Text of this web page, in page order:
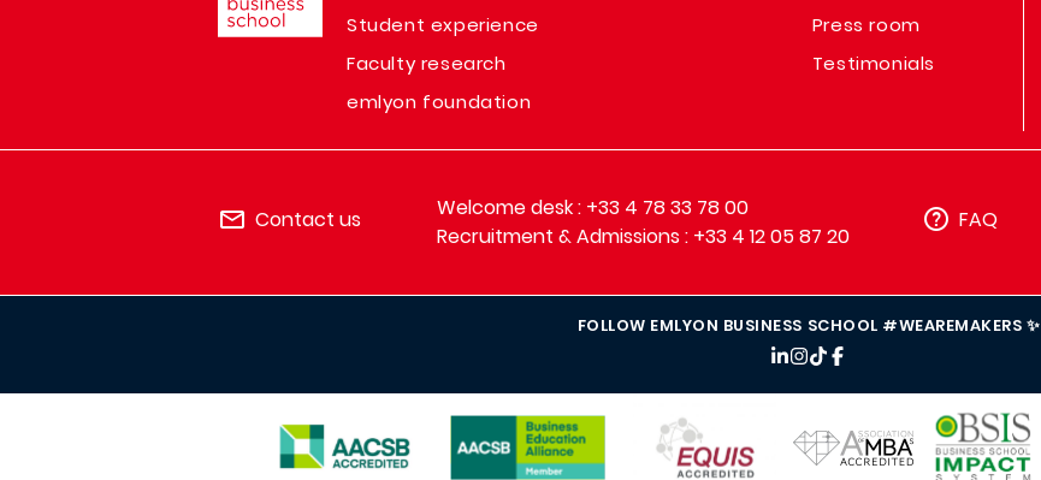
Student experience
Faculty research
emlyon foundation
Press room
Testimonials
Contact us
Welcome desk : +33 4 78 33 78 00
Recruitment & Admissions : +33 4 12 05 87 20
FAQ
FOLLOW EMLYON BUSINESS SCHOOL #WEAREMAKERS ✨
IMAGE
IMAGE
IMAGE